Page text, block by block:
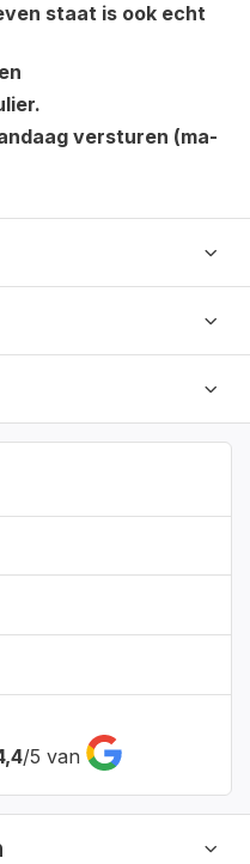
staat is ook echt
versturen (ma-
/5 van